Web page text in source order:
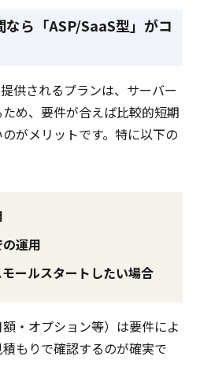
ら「ASP/SaaS型」がコ
供されるプランは、サーバー
め、要件が合えば比較的短期
がメリットです。特に以下の
運用
ールスタートしたい場合
・オプション等）は要件によ
もりで確認するのが確実で